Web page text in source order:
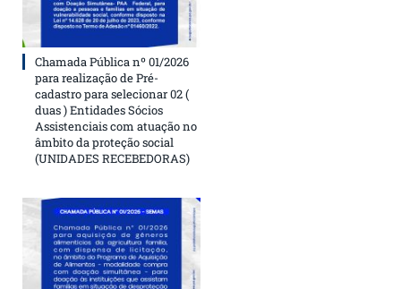
Chamada Pública nº 01/2026
para realização de Pré-
cadastro para selecionar 02 (
duas ) Entidades Sócios
Assistenciais com atuação no
âmbito da proteção social
(UNIDADES RECEBEDORAS)